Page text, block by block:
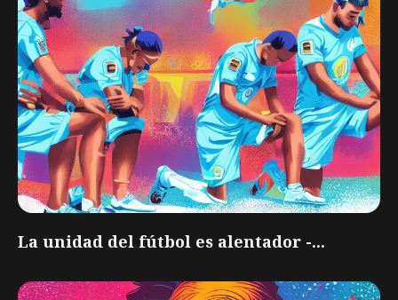
La unidad del fútbol es alentador -...